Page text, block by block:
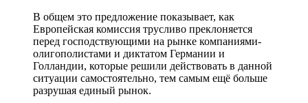
В общем это предложение показывает, как
Европейская комиссия трусливо преклоняется
перед господствующими на рынке компаниями-
олигополистами и диктатом Германии и
Голландии, которые решили действовать в данной
ситуации самостоятельно, тем самым ещё больше
разрушая единый рынок.